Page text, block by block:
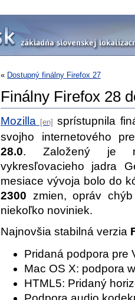
« Dostupný finálny Firefox 27
Finálny Firefox 28
Mozilla
sprístupnila
svojho internetového
28.0. Založený je
vykresľovacieho jadra
mesiace vývoja bolo do
2300 zmien, opráv
niekoľko noviniek.
Najnovšia stabilná verzia
Pridaná podpora pre
Mac OS X: podpora
HTML5: Pridaný